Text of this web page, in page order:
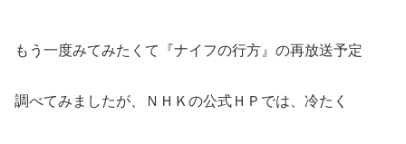
もう一度みてみたくて『ナイフの行方』の再放送予定
調べてみましたが、ＮＨＫの公式ＨＰでは、冷たく